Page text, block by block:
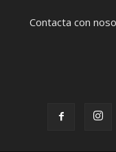
Contacta con